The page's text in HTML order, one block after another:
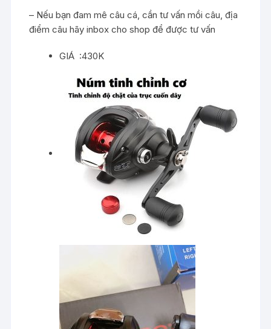
– Nếu bạn đam mê câu cá, cần tư vấn mồi câu, địa
điểm câu hãyinbox cho shop để được tư vấn
GIÁ :430K